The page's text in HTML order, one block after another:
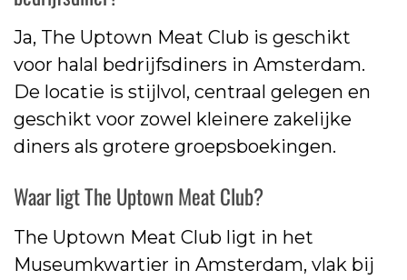
Ja, The Uptown Meat Club is geschikt
voor halal bedrijfsdiners in Amsterdam.
De locatie is stijlvol, centraal gelegen en
geschikt voor zowel kleinere zakelijke
diners als grotere groepsboekingen.
Waar ligt The Uptown Meat Club?
The Uptown Meat Club ligt in het
Museumkwartier in Amsterdam, vlak bij